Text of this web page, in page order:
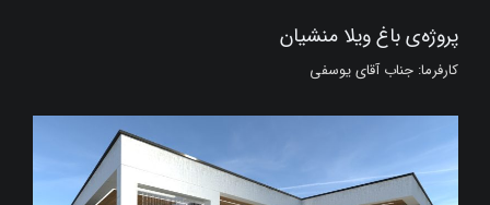
پروژه‌ی باغ ویلا منشیان
کارفرما: جناب آقای یوسفی